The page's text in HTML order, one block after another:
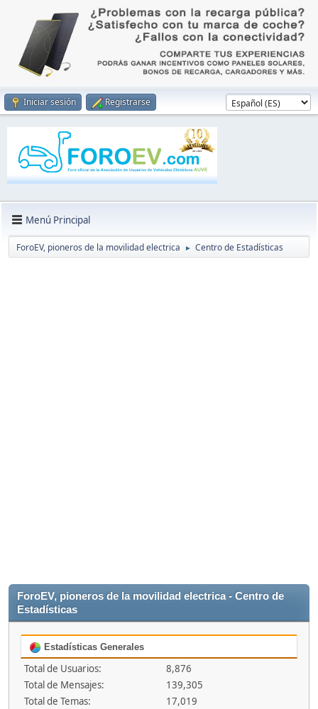
Iniciar sesión Registrarse
Menú Principal
ForoEV, pioneros de la movilidad electrica ► Centro de Estadísticas
ForoEV, pioneros de la movilidad electrica - Centro de
Estadísticas
Estadísticas Generales
Total de Usuarios:
8,876
Total de Mensajes:
139,305
Total de Temas:
17,019